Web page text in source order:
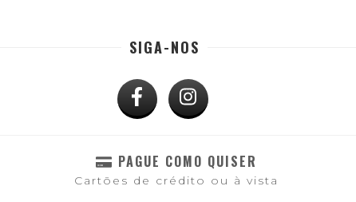
SIGA-NOS
PAGUE COMO QUISER
Cartões de crédito ou à vista